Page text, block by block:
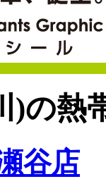
)の熱
谷店